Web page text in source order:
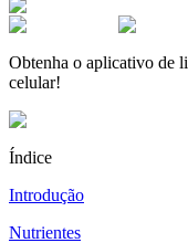
Obtenha o aplicativo de
celular!
Índice
Introdução
Nutrientes